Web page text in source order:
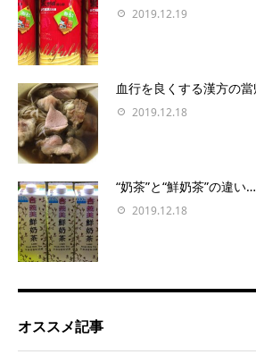
2019.12.19
血行を良くする漢方の
2019.12.18
“奶茶”と“鮮奶茶”の違い…
2019.12.18
オススメ記事